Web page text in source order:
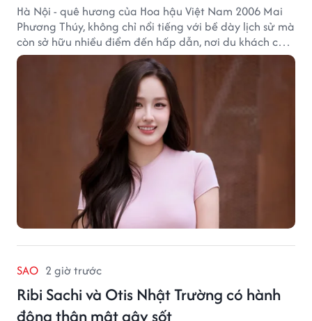
Hà Nội - quê hương của Hoa hậu Việt Nam 2006 Mai
Phương Thúy, không chỉ nổi tiếng với bề dày lịch sử mà
còn sở hữu nhiều điểm đến hấp dẫn, nơi du khách có
thể cảm nhận trọn vẹn vẻ đẹp cổ kính xen lẫn nhịp
sống hiện đại của Thủ đô.
SAO 2 giờ trước
Ribi Sachi và Otis Nhật Trường có hành
động thân mật gây sốt